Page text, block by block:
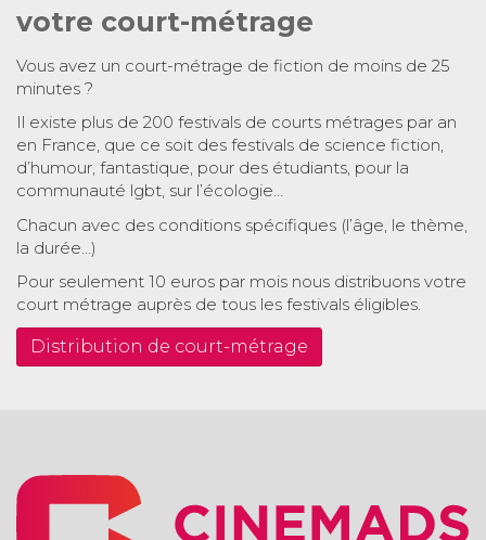
votre court-métrage
Vous avez un court-métrage de fiction de moins de 25
minutes ?
Il existe plus de 200 festivals de courts métrages par an
en France, que ce soit des festivals de science fiction,
d’humour, fantastique, pour des étudiants, pour la
communauté lgbt, sur l’écologie…
Chacun avec des conditions spécifiques (l’âge, le thème,
la durée…)
Pour seulement 10 euros par mois nous distribuons votre
court métrage auprès de tous les festivals éligibles.
Distribution de court-métrage